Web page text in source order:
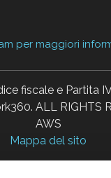
per maggiori
fiscale e Partita
ALL RIGHTS
AWS
Mappa del sito